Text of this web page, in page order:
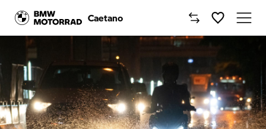
Caetano
Comprar Moto BMW
Motos BMW